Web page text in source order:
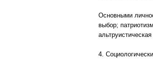
Основными
выбор;
4.